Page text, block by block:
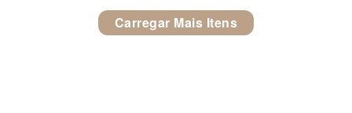
Carregar Mais Itens